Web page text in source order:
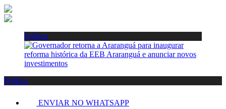
Política
Política
ENVIAR NO WHATSAPP